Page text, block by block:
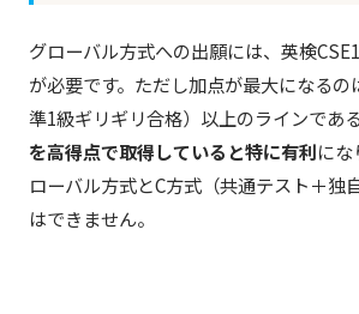
グローバル方式への出願には、英検
が必要です。ただし加点が最大になるの
準1級ギリギリ合格）以上のラインである
を高得点で取得していると特に有利に
ローバル方式とC方式（共通テスト＋独
はできません。